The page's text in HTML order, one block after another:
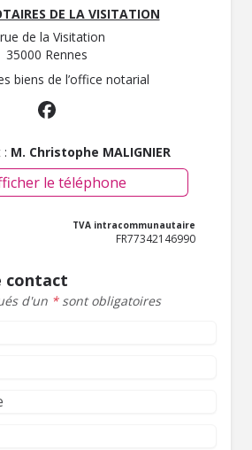
DE LA VISITATION
de la Visitation
35000 Rennes
biens de l’office notarial
: M. Christophe MALIGNIER
le téléphone
TVA intracommunautaire
FR77342146990
contact
d'un *sont obligatoires